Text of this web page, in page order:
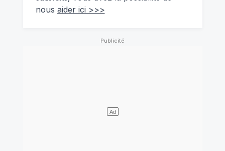
nous aider ici >>>